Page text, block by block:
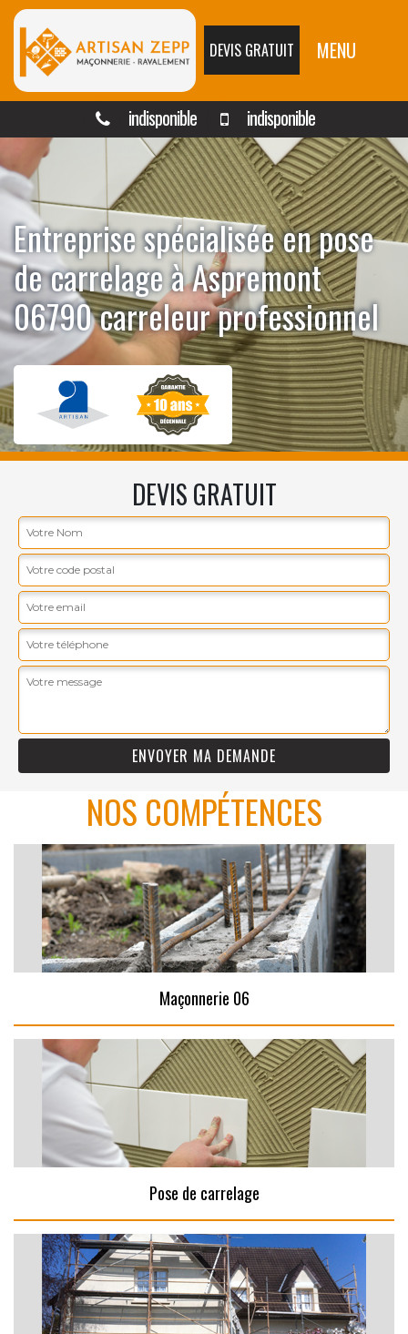
DEVIS GRATUIT MENU
indisponible indisponible
Entreprise spécialisée en pose
de carrelage à Aspremont
06790 carreleur professionnel
DEVIS GRATUIT
NOS COMPÉTENCES
Maçonnerie 06
Pose de carrelage